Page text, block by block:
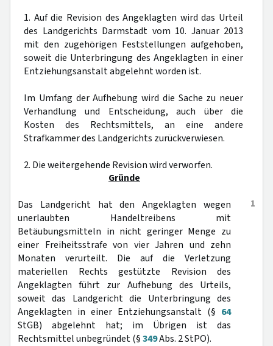
1. Auf die Revision des Angeklagten wird das Urteil
des Landgerichts Darmstadt vom 10. Januar 2013
mit den zugehörigen Feststellungen aufgehoben,
soweit die Unterbringung des Angeklagten in einer
Entziehungsanstalt abgelehnt worden ist.
Im Umfang der Aufhebung wird die Sache zu neuer
Verhandlung und Entscheidung, auch über die
Kosten des Rechtsmittels, an eine andere
Strafkammer des Landgerichts zurückverwiesen.
2. Die weitergehende Revision wird verworfen.
Gründe
1
Das Landgericht hat den Angeklagten wegen
unerlaubten Handeltreibens mit
Betäubungsmitteln in nicht geringer Menge zu
einer Freiheitsstrafe von vier Jahren und zehn
Monaten verurteilt. Die auf die Verletzung
materiellen Rechts gestützte Revision des
Angeklagten führt zur Aufhebung des Urteils,
soweit das Landgericht die Unterbringung des
Angeklagten in einer Entziehungsanstalt (§ 64
StGB) abgelehnt hat; im Übrigen ist das
Rechtsmittel unbegründet (§349Abs. 2 StPO).